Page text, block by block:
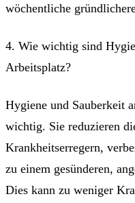
wöchentliche
4. Wie wichtig sind
Arbeitsplatz?
Hygiene und Sauberkeit
wichtig. Sie reduzieren
Krankheitserregern,
zu einem gesünderen,
Dies kann zu weniger